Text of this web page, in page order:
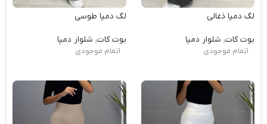
لگ دمپا ذغالی
بوت کات, شلوار دمپا
اتمام موجودی
لگ دمپا طوسی
بوت کات, شلوار دمپا
اتمام موجودی